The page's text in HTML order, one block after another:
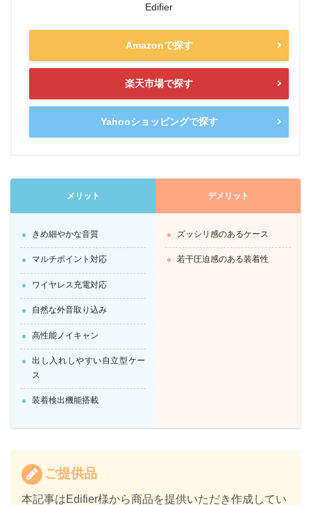
Edifier
Amazonで探す
楽天市場で探す
Yahooショッピングで探す
メリット
きめ細やかな音質
マルチポイント対応
ワイヤレス充電対応
自然な外音取り込み
高性能ノイキャン
出し入れしやすい自立型ケー
ス
装着検出機能搭載
デメリット
ズッシリ感のあるケース
若干圧迫感のある装着性
ご提供品
本記事はEdifier様から商品を提供いただき作成してい